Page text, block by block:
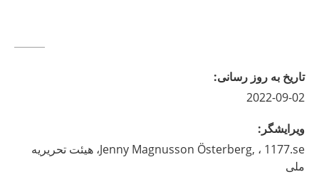
تاريخ به روز رسانى:
2022-09-02
ويرايشگر :
Jenny Magnusson Österberg,
، 1177.se، هیئت تحریریه
ملی